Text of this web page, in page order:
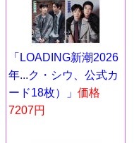
「LOADING新潮2026
年...ク・シウ、公式カ
ード18枚）」 価格
7207円